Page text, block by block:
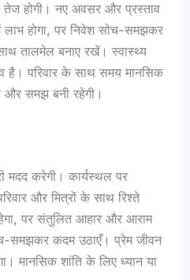
होगी। नए अवसर और प्रस्ताव
होगा, पर निवेश सोच-समझकर
तालमेल बनाए रखें। स्वास्थ्य
है। परिवार के साथ समय मानसिक
और समझ बनी रहेगी।
करेगी। कार्यस्थल पर
और मित्रों के साथ रिश्ते
पर संतुलित आहार और आराम
समझकर कदम उठाएँ। प्रेम जीवन
मानसिक शांति के लिए ध्यान या